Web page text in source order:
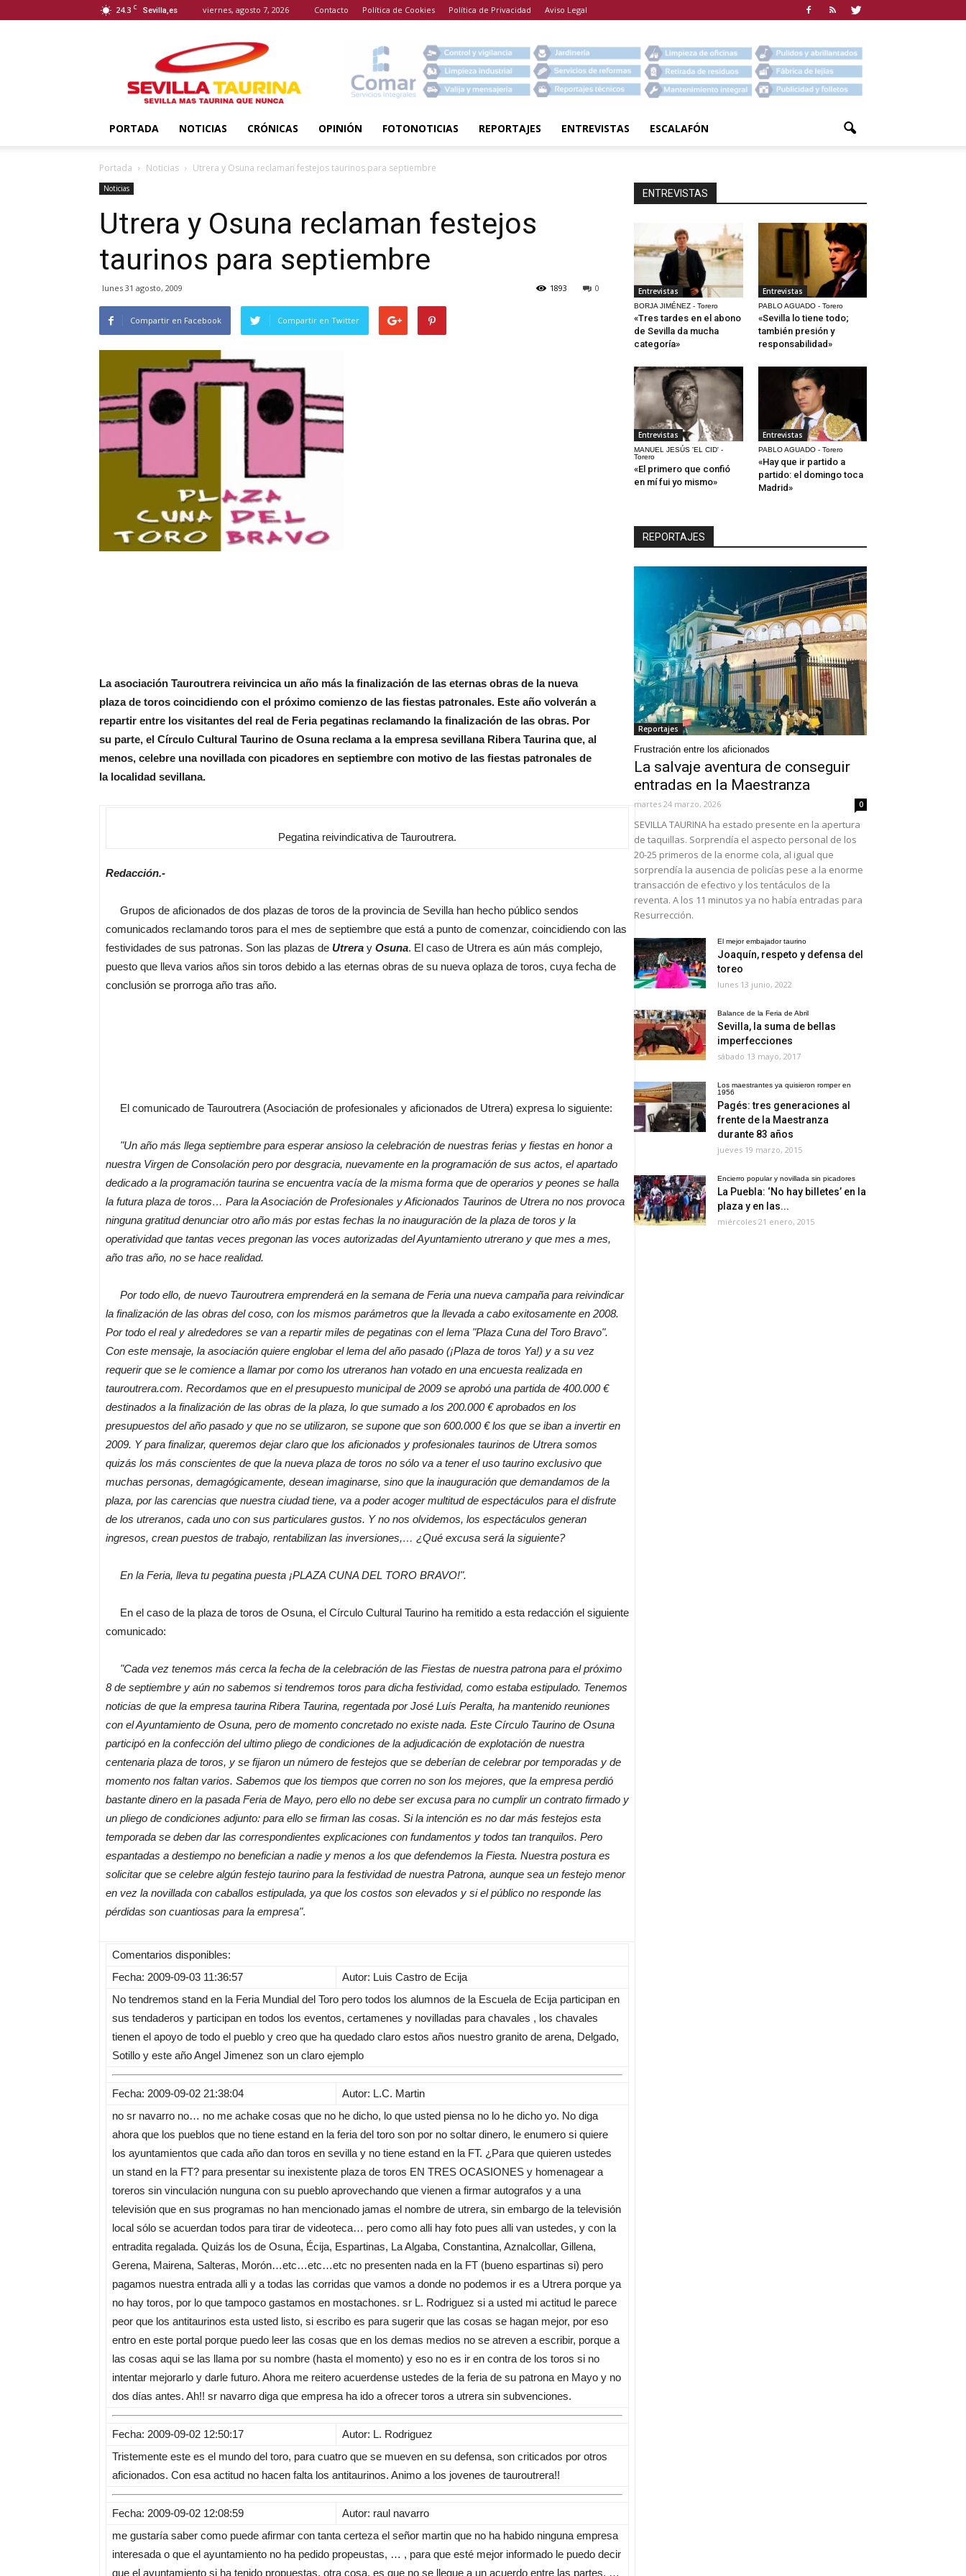
24.3 C Sevilla,es viernes, agosto 7, 2026 Contacto Política de Cookies Política de Privacidad Aviso Legal
Taurina
PORTADA NOTICIAS CRÓNICAS OPINIÓN FOTONOTICIAS REPORTAJES ENTREVISTAS ESCALAFÓN
Portada Noticias Utrera y Osuna reclaman festejos taurinos para septiembre
Noticias
Utrera y Osuna reclaman festejos
taurinos para septiembre
lunes 31 agosto, 2009 0
1893
Compartir en Facebook Compartir en Twitter
La asociación Tauroutrera reivincica un año más la finalización de las eternas obras de la nueva
plaza de toros coincidiendo con el próximo comienzo de las fiestas patronales. Este año volverán a
repartir entre los visitantes del real de Feria pegatinas reclamando la finalización de las obras. Por
su parte, el Círculo Cultural Taurino de Osuna reclama a la empresa sevillana Ribera Taurina que, al
menos, celebre una novillada con picadores en septiembre con motivo de las fiestas patronales de
la localidad sevillana.
Pegatina reivindicativa de Tauroutrera.
Redacción.-
Grupos de aficionados de dos plazas de toros de la provincia de Sevilla han hecho público sendos
comunicados reclamando toros para el mes de septiembre que está a punto de comenzar, coincidiendo con las
festividades de sus patronas. Son las plazas de Utrera y Osuna. El caso de Utrera es aún más complejo,
puesto que lleva varios años sin toros debido a las eternas obras de su nueva oplaza de toros, cuya fecha de
conclusión se prorroga año tras año.
El comunicado de Tauroutrera (Asociación de profesionales y aficionados de Utrera) expresa lo siguiente:
"Un año más llega septiembre para esperar ansioso la celebración de nuestras ferias y fiestas en honor a
nuestra Virgen de Consolación pero por desgracia, nuevamente en la programación de sus actos, el apartado
dedicado a la programación taurina se encuentra vacía de la misma forma que de operarios y peones se halla
la futura plaza de toros… Para la Asociación de Profesionales y Aficionados Taurinos de Utrera no nos provoca
ninguna gratitud denunciar otro año más por estas fechas la no inauguración de la plaza de toros y la
operatividad que tantas veces pregonan las voces autorizadas del Ayuntamiento utrerano y que mes a mes,
año tras año, no se hace realidad.
Por todo ello, de nuevo Tauroutrera emprenderá en la semana de Feria una nueva campaña para reivindicar
la finalización de las obras del coso, con los mismos parámetros que la llevada a cabo exitosamente en 2008.
Por todo el real y alrededores se van a repartir miles de pegatinas con el lema "Plaza Cuna del Toro Bravo".
Con este mensaje, la asociación quiere englobar el lema del año pasado (¡Plaza de toros Ya!) y a su vez
requerir que se le comience a llamar por como los utreranos han votado en una encuesta realizada en
tauroutrera.com. Recordamos que en el presupuesto municipal de 2009 se aprobó una partida de 400.000 €
destinados a la finalización de las obras de la plaza, lo que sumado a los 200.000 € aprobados en los
presupuestos del año pasado y que no se utilizaron, se supone que son 600.000 € los que se iban a invertir en
2009. Y para finalizar, queremos dejar claro que los aficionados y profesionales taurinos de Utrera somos
quizás los más conscientes de que la nueva plaza de toros no sólo va a tener el uso taurino exclusivo que
muchas personas, demagógicamente, desean imaginarse, sino que la inauguración que demandamos de la
plaza, por las carencias que nuestra ciudad tiene, va a poder acoger multitud de espectáculos para el disfrute
de los utreranos, cada uno con sus particulares gustos. Y no nos olvidemos, los espectáculos generan
ingresos, crean puestos de trabajo, rentabilizan las inversiones,… ¿Qué excusa será la siguiente?
En la Feria, lleva tu pegatina puesta ¡PLAZA CUNA DEL TORO BRAVO!".
En el caso de la plaza de toros de Osuna, el Círculo Cultural Taurino ha remitido a esta redacción el siguiente
comunicado:
"Cada vez tenemos más cerca la fecha de la celebración de las Fiestas de nuestra patrona para el próximo
8 de septiembre y aún no sabemos si tendremos toros para dicha festividad, como estaba estipulado. Tenemos
noticias de que la empresa taurina Ribera Taurina, regentada por José Luís Peralta, ha mantenido reuniones
con el Ayuntamiento de Osuna, pero de momento concretado no existe nada. Este Círculo Taurino de Osuna
participó en la confección del ultimo pliego de condiciones de la adjudicación de explotación de nuestra
centenaria plaza de toros, y se fijaron un número de festejos que se deberían de celebrar por temporadas y de
momento nos faltan varios. Sabemos que los tiempos que corren no son los mejores, que la empresa perdió
bastante dinero en la pasada Feria de Mayo, pero ello no debe ser excusa para no cumplir un contrato firmado y
un pliego de condiciones adjunto: para ello se firman las cosas. Si la intención es no dar más festejos esta
temporada se deben dar las correspondientes explicaciones con fundamentos y todos tan tranquilos. Pero
espantadas a destiempo no benefician a nadie y menos a los que defendemos la Fiesta. Nuestra postura es
solicitar que se celebre algún festejo taurino para la festividad de nuestra Patrona, aunque sea un festejo menor
en vez la novillada con caballos estipulada, ya que los costos son elevados y si el público no responde las
pérdidas son cuantiosas para la empresa".
Comentarios disponibles:
Fecha: 2009-09-03 11:36:57
Autor: Luis Castro de Ecija
No tendremos stand en la Feria Mundial del Toro pero todos los alumnos de la Escuela de Ecija participan en
sus tendaderos y participan en todos los eventos, certamenes y novilladas para chavales , los chavales
tienen el apoyo de todo el pueblo y creo que ha quedado claro estos años nuestro granito de arena, Delgado,
Sotillo y este año Angel Jimenez son un claro ejemplo
Fecha: 2009-09-02 21:38:04
Autor: L.C. Martin
no sr navarro no… no me achake cosas que no he dicho, lo que usted piensa no lo he dicho yo. No diga
ahora que los pueblos que no tiene estand en la feria del toro son por no soltar dinero, le enumero si quiere
los ayuntamientos que cada año dan toros en sevilla y no tiene estand en la FT. ¿Para que quieren ustedes
un stand en la FT? para presentar su inexistente plaza de toros EN TRES OCASIONES y homenagear a
toreros sin vinculación nunguna con su pueblo aprovechando que vienen a firmar autografos y a una
televisión que en sus programas no han mencionado jamas el nombre de utrera, sin embargo de la televisión
local sólo se acuerdan todos para tirar de videoteca… pero como alli hay foto pues alli van ustedes, y con la
entradita regalada. Quizás los de Osuna, Écija, Espartinas, La Algaba, Constantina, Aznalcollar, Gillena,
Gerena, Mairena, Salteras, Morón…etc…etc…etc no presenten nada en la FT (bueno espartinas si) pero
pagamos nuestra entrada alli y a todas las corridas que vamos a donde no podemos ir es a Utrera porque ya
no hay toros, por lo que tampoco gastamos en mostachones. sr L. Rodriguez si a usted mi actitud le parece
peor que los antitaurinos esta usted listo, si escribo es para sugerir que las cosas se hagan mejor, por eso
entro en este portal porque puedo leer las cosas que en los demas medios no se atreven a escribir, porque a
las cosas aqui se las llama por su nombre (hasta el momento) y eso no es ir en contra de los toros si no
intentar mejorarlo y darle futuro. Ahora me reitero acuerdense ustedes de la feria de su patrona en Mayo y no
dos días antes. Ah!! sr navarro diga que empresa ha ido a ofrecer toros a utrera sin subvenciones.
Fecha: 2009-09-02 12:50:17
Autor: L. Rodriguez
Tristemente este es el mundo del toro, para cuatro que se mueven en su defensa, son criticados por otros
aficionados. Con esa actitud no hacen falta los antitaurinos. Animo a los jovenes de tauroutrera!!
Fecha: 2009-09-02 12:08:59
Autor: raul navarro
me gustaría saber como puede afirmar con tanta certeza el señor martin que no ha habido ninguna empresa
interesada o que el ayuntamiento no ha pedido propeustas, … , para que esté mejor informado le puedo decir
que el ayuntamiento si ha tenido propuestas, otra cosa, es que no se llegue a un acuerdo entre las partes, …
ENTREVISTAS
Entrevistas
BORJA JIMÉNEZ - Torero
«Tres tardes en el abono
de Sevilla da mucha
categoría»
Entrevistas
PABLO AGUADO - Torero
«Sevilla lo tiene todo;
también presión y
responsabilidad»
Entrevistas
MANUEL JESÚS 'EL CID' -
Torero
«El primero que confió
en mí fui yo mismo»
Entrevistas
PABLO AGUADO - Torero
«Hay que ir partido a
partido: el domingo toca
Madrid»
REPORTAJES
Reportajes
Frustración entre los aficionados
La salvaje aventura de conseguir
entradas en la Maestranza
martes 24 marzo, 2026 0
SEVILLA TAURINA ha estado presente en la apertura
de taquillas. Sorprendía el aspecto personal de los
20-25 primeros de la enorme cola, al igual que
sorprendía la ausencia de policías pese a la enorme
transacción de efectivo y los tentáculos de la
reventa. A los 11 minutos ya no había entradas para
Resurrección.
El mejor embajador taurino
Joaquín, respeto y defensa del
toreo
lunes 13 junio, 2022
Balance de la Feria de Abril
Sevilla, la suma de bellas
imperfecciones
sábado 13 mayo, 2017
Los maestrantes ya quisieron romper en
1956
Pagés: tres generaciones al
frente de la Maestranza
durante 83 años
jueves 19 marzo, 2015
Encierro popular y novillada sin picadores
La Puebla: ‘No hay billetes’ en la
plaza y en las...
miércoles 21 enero, 2015